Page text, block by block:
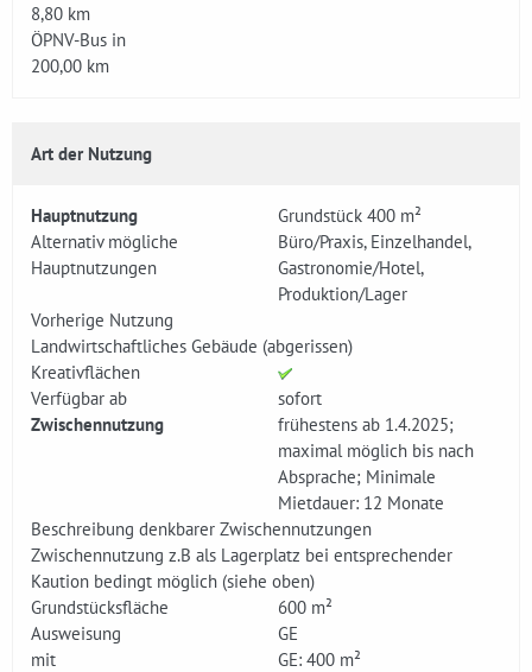
8,80 km
ÖPNV-Bus in
200,00 km
Art der Nutzung
Hauptnutzung
Grundstück 400 m²
Alternativ mögliche
Hauptnutzungen
Büro/Praxis, Einzelhandel,
Gastronomie/Hotel,
Produktion/Lager
Vorherige Nutzung
Landwirtschaftliches Gebäude (abgerissen)
Kreativflächen
Verfügbar ab
sofort
Zwischennutzung
frühestens ab 1.4.2025;
maximal möglich bis nach
Absprache; Minimale
Mietdauer: 12 Monate
Beschreibung denkbarer Zwischennutzungen
Zwischennutzung z.B als Lagerplatz bei entsprechender
Kaution bedingt möglich (siehe oben)
Grundstücksfläche
600 m²
Ausweisung
GE
mit
GE: 400 m²